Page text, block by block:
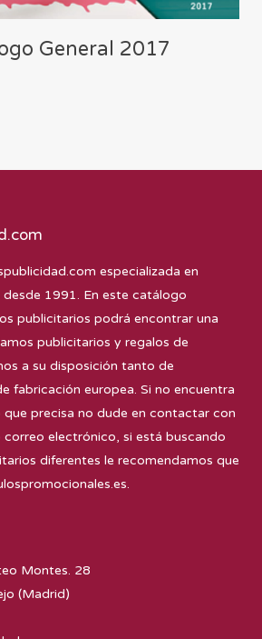
General 2017
especializada en
1991. En este catálogo
publicitarios podrá encontrar una
publicitarios y regalos de
a su disposición tanto de
fabricación europea. Si no encuentra
precisa no dude en contactar con
electrónico, si está buscando
diferentes le recomendamos que
.
Montes. 28
(Madrid)